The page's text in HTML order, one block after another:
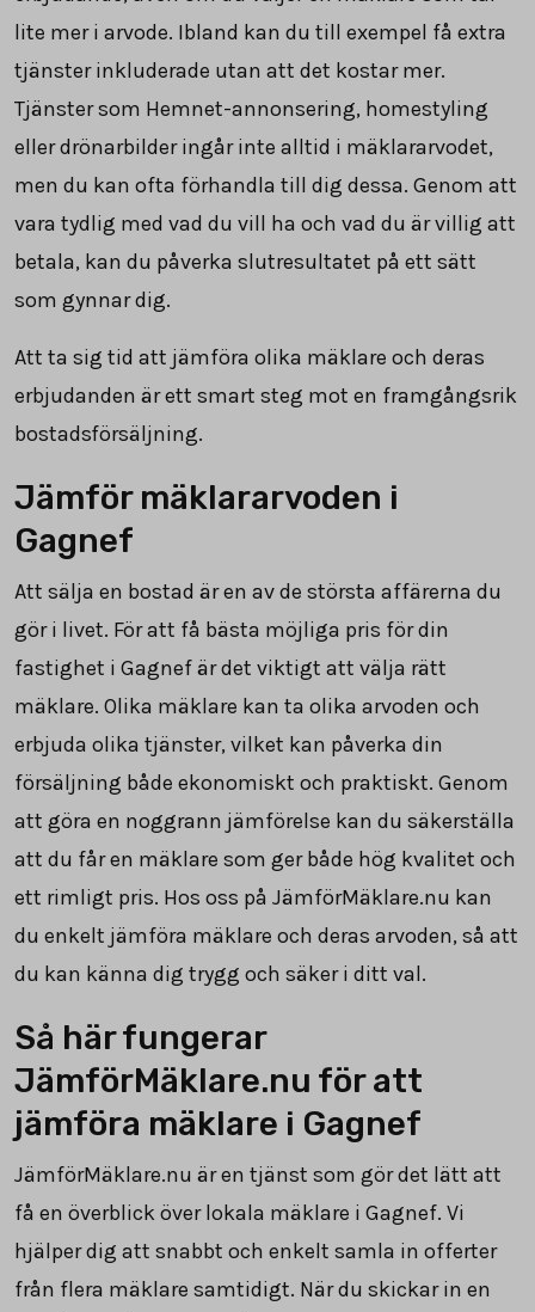
lite mer i arvode. Ibland kan du till exempel få extra
tjänster inkluderade utan att det kostar mer.
Tjänster som Hemnet-annonsering, homestyling
eller drönarbilder ingår inte alltid i mäklararvodet,
men du kan ofta förhandla till dig dessa. Genom att
vara tydlig med vad du vill ha och vad du är villig att
betala, kan du påverka slutresultatet på ett sätt
som gynnar dig.
Att ta sig tid att jämföra olika mäklare och deras
erbjudanden är ett smart steg mot en framgångsrik
bostadsförsäljning.
Jämför mäklararvoden i
Gagnef
Att sälja en bostad är en av de största affärerna du
gör i livet. För att få bästa möjliga pris för din
fastighet i Gagnef är det viktigt att välja rätt
mäklare. Olika mäklare kan ta olika arvoden och
erbjuda olika tjänster, vilket kan påverka din
försäljning både ekonomiskt och praktiskt. Genom
att göra en noggrann jämförelse kan du säkerställa
att du får en mäklare som ger både hög kvalitet och
ett rimligt pris. Hos oss på JämförMäklare.nu kan
du enkelt jämföra mäklare och deras arvoden, så att
du kan känna dig trygg och säker i ditt val.
Så här fungerar
JämförMäklare.nu för att
jämföra mäklare i Gagnef
JämförMäklare.nu är en tjänst som gör det lätt att
få en överblick över lokala mäklare i Gagnef. Vi
hjälper dig att snabbt och enkelt samla in offerter
från flera mäklare samtidigt. När du skickar in en